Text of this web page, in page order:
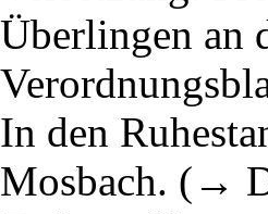
Überlingen an
In den
Mosbach. (→